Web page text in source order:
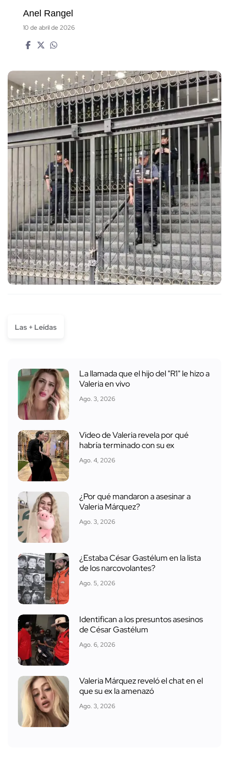
Anel Rangel
10 de abril de 2026
Las + Leídas
La llamada que el hijo del "R1" le hizo a
Valeria en vivo
Ago. 3, 2026
Video de Valeria revela por qué
habría terminado con su ex
Ago. 4, 2026
¿Por qué mandaron a asesinar a
Valeria Márquez?
Ago. 3, 2026
¿Estaba César Gastélum en la lista
de los narcovolantes?
Ago. 5, 2026
Identifican a los presuntos asesinos
de César Gastélum
Ago. 6, 2026
Valeria Márquez reveló el chat en el
que su ex la amenazó
Ago. 3, 2026